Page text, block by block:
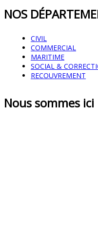
NOS
CIVIL
COMMERCIAL
MARITIME
SOCIAL &
RECOUVREMENT
Nous sommes ici